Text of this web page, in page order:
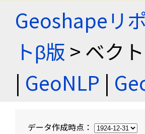
Geoshapeリ
トβ版 > ベク
| GeoNLP |
データ作成時点：